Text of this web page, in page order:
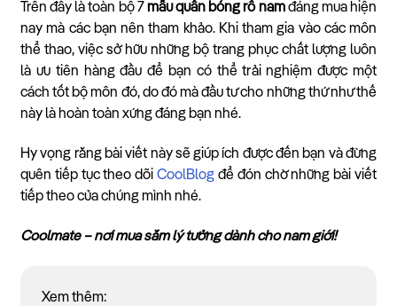
Trên đây là toàn bộ 7 mẫu quần bóng rổ namđáng mua hiện
nay mà các bạn nên tham khảo. Khi tham gia vào các môn
thể thao, việc sở hữu những bộ trang phục chất lượng luôn
là ưu tiên hàng đầu để bạn có thể trải nghiệm được một
cách tốt bộ môn đó, do đó mà đầu tư cho những thứ như thế
này là hoàn toàn xứng đáng bạn nhé.
Hy vọng rằng bài viết này sẽ giúp ích được đến bạn và đừng
quên tiếp tục theo dõiCoolBlog để đón chờ những bài viết
tiếp theo của chúng mình nhé.
Coolmate – nơi mua sắm lý tưởng dành cho nam giới!
Xem thêm: